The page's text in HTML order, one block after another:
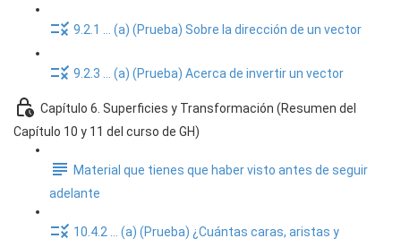
9.2.1 ... (a) (Prueba) Sobre la dirección de un vector
9.2.3 ... (a) (Prueba) Acerca de invertir un vector
Capítulo 6. Superficies y Transformación (Resumen del
Capítulo 10 y 11 del curso de GH)
Material que tienes que haber visto antes de seguir
adelante
10.4.2 ... (a) (Prueba) ¿Cuántas caras, aristas y